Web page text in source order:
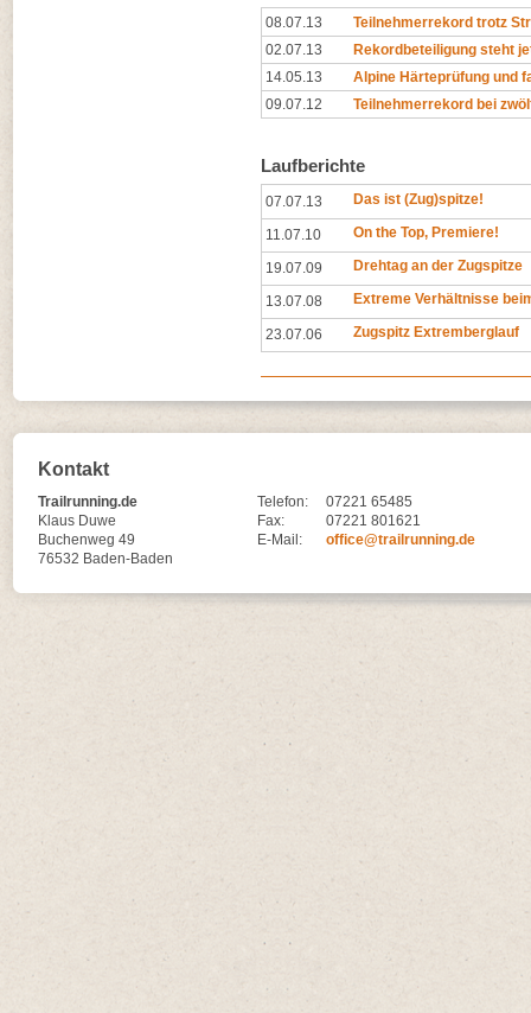
08.07.13
Teilnehmerrekord trotz
02.07.13
Rekordbeteiligung steht
14.05.13
Alpine Härteprüfung und
09.07.12
Teilnehmerrekord bei
Laufberichte
07.07.13 Das ist (Zug)spitze!
11.07.10 On the Top, Premiere!
19.07.09 Drehtag an der Zugspitze
13.07.08 Extreme Verhältnisse
23.07.06 Zugspitz Extremberglauf
Kontakt
Trailrunning.de
Klaus Duwe
Buchenweg 49
76532 Baden-Baden
Telefon:
07221 65485
Fax:
07221 801621
E-Mail:
office@trailrunning.de